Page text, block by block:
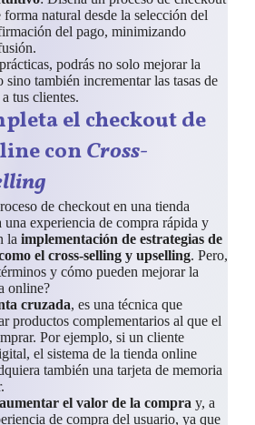
natural desde la selección del
del pago, minimizando
podrás no solo mejorar la
sino también incrementar las tasas de
tus clientes.
el checkout de
conCross-
de checkout en una tienda
experiencia de compra rápida y
la implementación de estrategias de
el cross-selling y upselling. Pero,
y cómo pueden mejorar la
online?
cruzada, es una técnica que
productos complementarios al que el
Por ejemplo, si un cliente
el sistema de la tienda online
también una tarjeta de memoria
aumentar el valor de la compra y, a
de compra del usuario, ya que